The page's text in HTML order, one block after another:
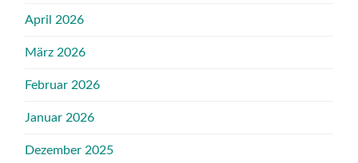
April 2026
März 2026
Februar 2026
Januar 2026
Dezember 2025